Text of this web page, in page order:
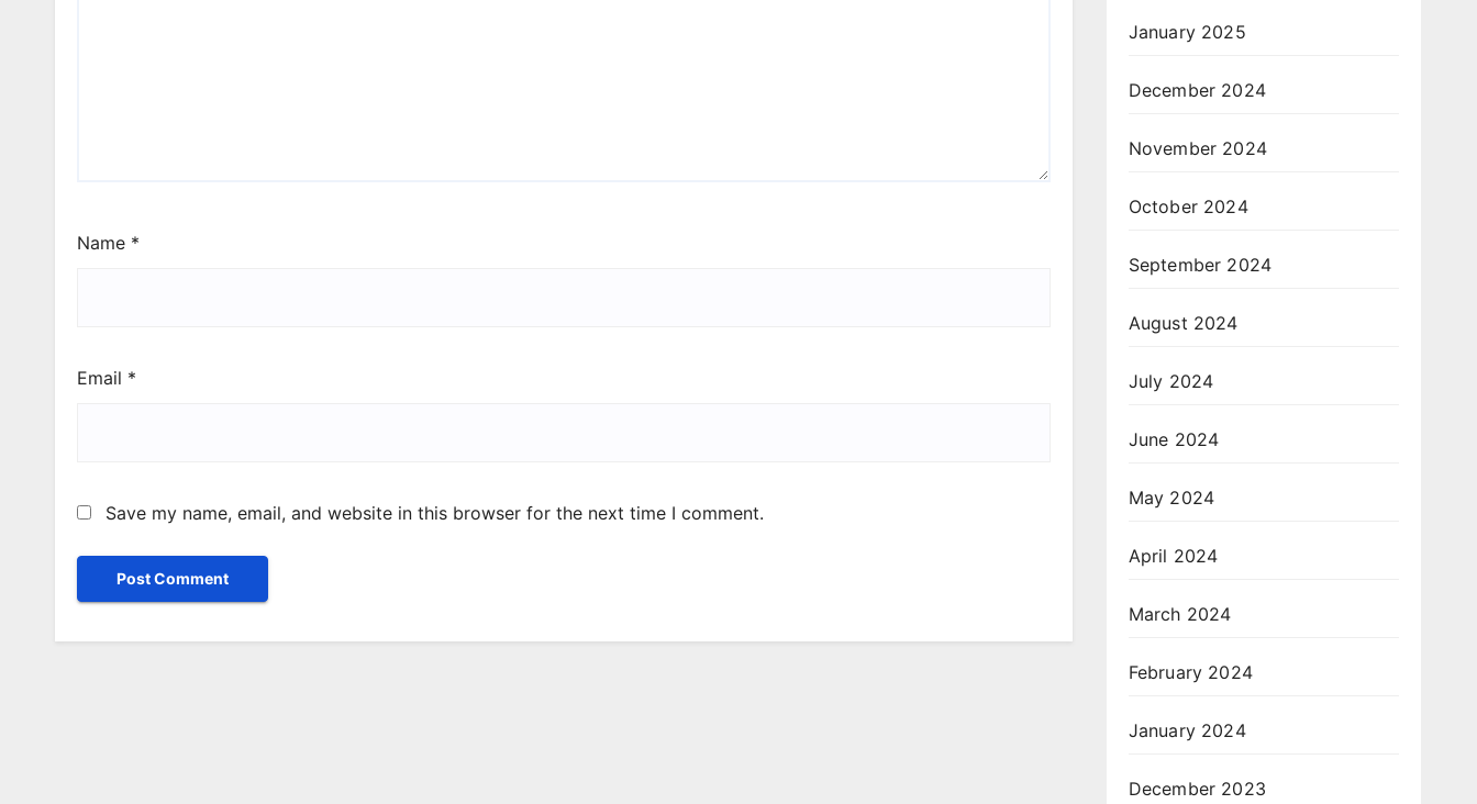
Name *
Email *
Save my name, email, and website in this browser for the next time I comment.
January 2025
December 2024
November 2024
October 2024
September 2024
August 2024
July 2024
June 2024
May 2024
April 2024
March 2024
February 2024
January 2024
December 2023